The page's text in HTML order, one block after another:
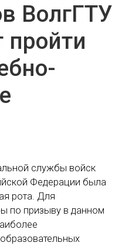
ВолгГТУ
службы войск
Федерации была
рота. Для
по призыву в данном